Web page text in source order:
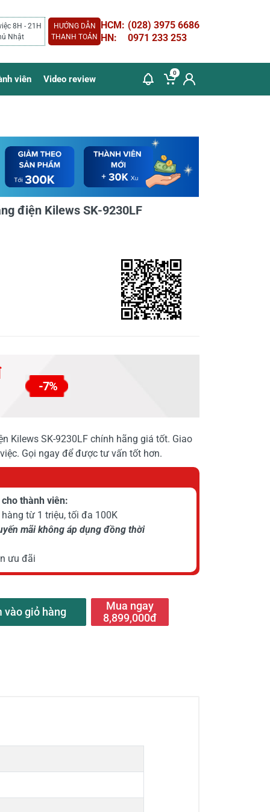
8H - 21H
Nhật
HƯỚNG DẪN
THANH TOÁN
HCM: (028) 3975 6686
HN:
0971 233 253
viên Video review
0
điện Kilews SK-9230LF
-7%
Kilews SK-9230LF chính hãng giá tốt. Giao
Gọi ngay để được tư vấn tốt hơn.
thành viên:
từ 1 triệu, tối đa 100K
mãi không áp dụng đồng thời
ưu đãi
vào giỏ hàng
Mua ngay
8,899,000đ